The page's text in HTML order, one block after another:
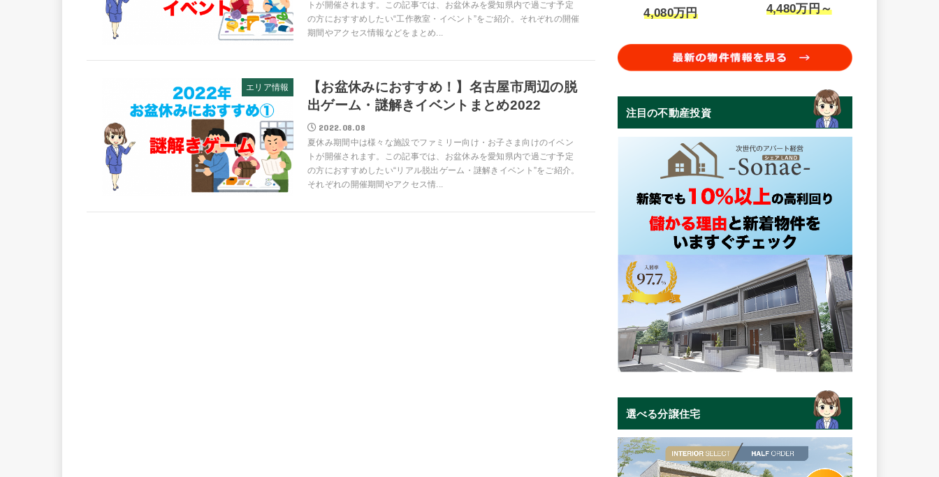
トが開催されます。この記事では、お盆休みを愛知県内で過ごす予定
の方におすすめしたい“工作教室・イベント”をご紹介。それぞれの開催
期間やアクセス情報などをまとめ...
エリア情報
【お盆休みにおすすめ！】名古屋市周辺の脱
出ゲーム・謎解きイベントまとめ2022
2022.08.08
夏休み期間中は様々な施設でファミリー向け・お子さま向けのイベン
トが開催されます。この記事では、お盆休みを愛知県内で過ごす予定
の方におすすめしたい“リアル脱出ゲーム・謎解きイベント”をご紹介。
それぞれの開催期間やアクセス情...
4,080万円 4,480万円～
注目の不動産投資
選べる分譲住宅